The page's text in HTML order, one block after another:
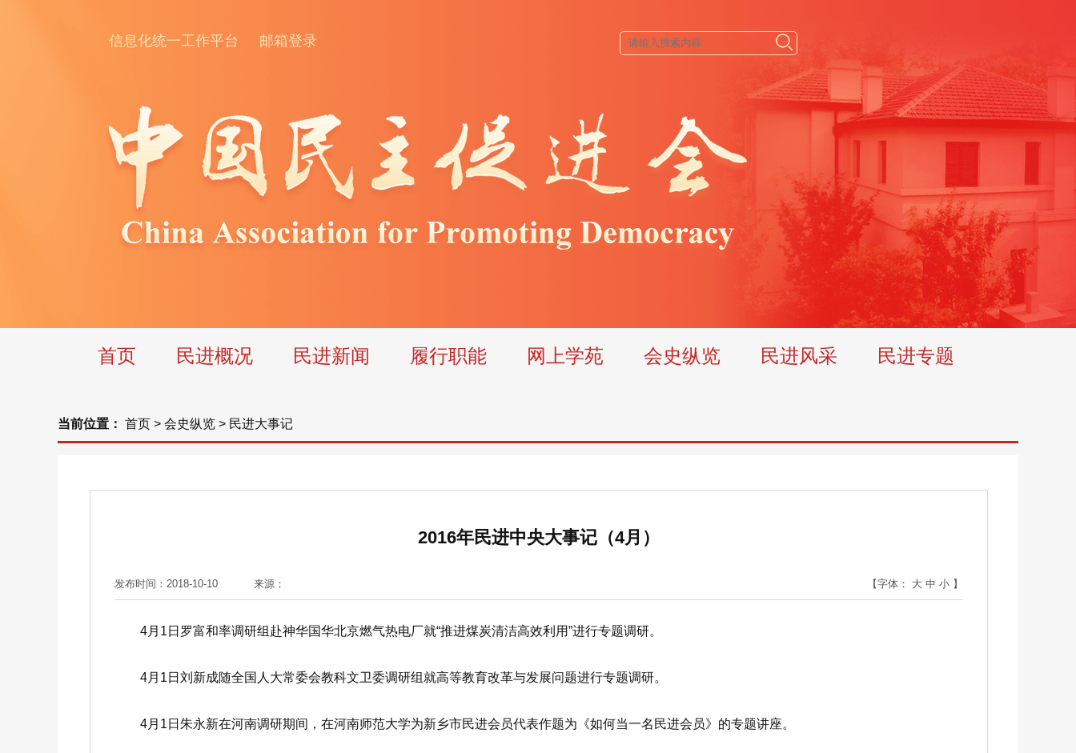
信息化统一工作平台 邮箱登录
首页 民进概况 民进新闻 履行职能 网上学苑 会史纵览 民进风采 民进专题
当前位置： 首页 > 会史纵览 > 民进大事记
2016年民进中央大事记（4月）
发布时间：2018-10-10 来源： 【字体： 大 中 小 】
4月1日罗富和率调研组赴神华国华北京燃气热电厂就“推进煤炭清洁高效利用”进行专题调研。
4月1日刘新成随全国人大常委会教科文卫委调研组就高等教育改革与发展问题进行专题调研。
4月1日朱永新在河南调研期间，在河南师范大学为新乡市民进会员代表作题为《如何当一名民进会员》的专题讲座。